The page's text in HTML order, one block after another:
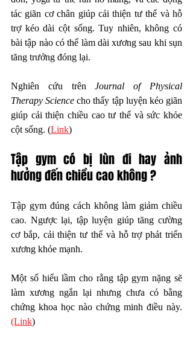
tác giãn cơ chân giúp cải thiện tư thế và hỗ
trợ kéo dài cột sống. Tuy nhiên, không có
bài tập nào có thể làm dài xương sau khi sụn
tăng trưởng đóng lại.
Nghiên cứu trên Journal of Physical
Therapy Science cho thấy tập luyện kéo giãn
giúp cải thiện chiều cao tư thế và sức khỏe
cột sống. (Link)
Tập gym có bị lùn đi hay ảnh
hưởng đến chiều cao không ?
Tập gym đúng cách không làm giảm chiều
cao. Ngược lại, tập luyện giúp tăng cường
cơ bắp, cải thiện tư thế và hỗ trợ phát triển
xương khỏe mạnh.
Một số hiểu lầm cho rằng tập gym nặng sẽ
làm xương ngắn lại nhưng chưa có bằng
(Link)